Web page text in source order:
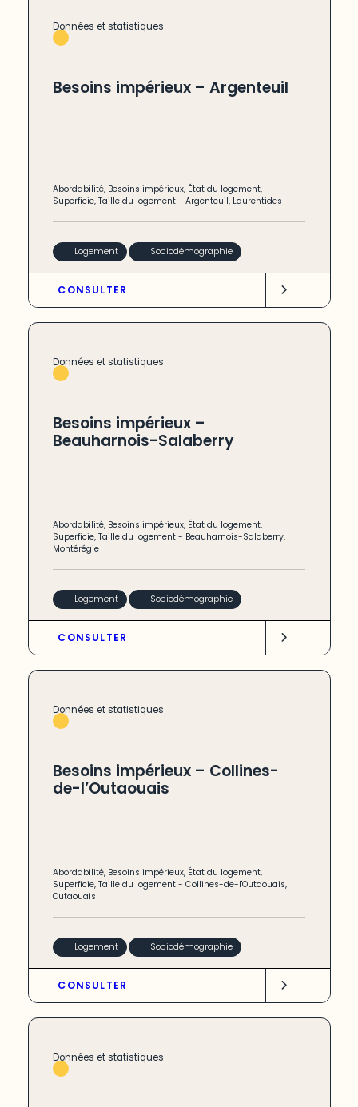
Données et statistiques
Besoins impérieux – Argenteuil
Abordabilité, Besoins impérieux, État du logement,
Superficie,Taille du logement -Argenteuil, Laurentides
Logement Sociodémographie
CONSULTER
Données et statistiques
Besoins impérieux –
Beauharnois-Salaberry
Abordabilité, Besoins impérieux, État du logement,
Superficie,Taille du logement - Beauharnois-Salaberry,
Montérégie
Logement Sociodémographie
CONSULTER
Données et statistiques
Besoins impérieux – Collines-
de-l’Outaouais
Abordabilité, Besoins impérieux, État du logement,
Superficie,Taille du logement -Collines-de-l'Outaouais,
Outaouais
Logement Sociodémographie
CONSULTER
Données et statistiques